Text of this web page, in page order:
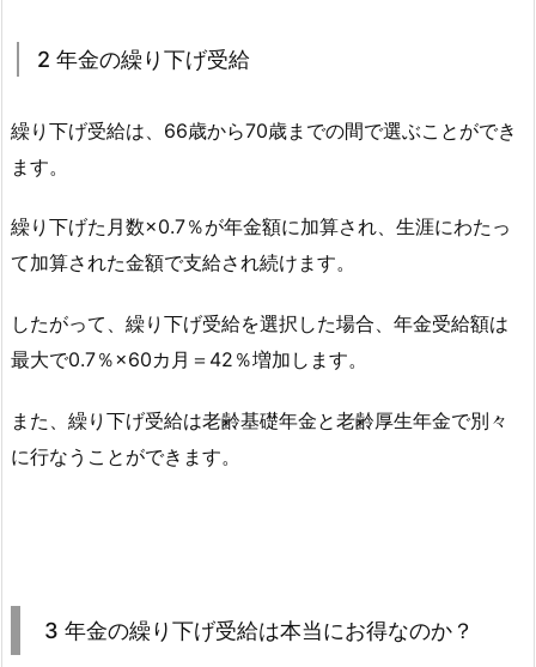
2 年金の繰り下げ受給
繰り下げ受給は、66歳から70歳までの間で選ぶことができ
ます。
繰り下げた月数×0.7％が年金額に加算され、生涯にわたっ
て加算された金額で支給され続けます。
したがって、繰り下げ受給を選択した場合、年金受給額は
最大で0.7％×60カ月＝42％増加します。
また、繰り下げ受給は老齢基礎年金と老齢厚生年金で別々
に行なうことができます。
3 年金の繰り下げ受給は本当にお得なのか？